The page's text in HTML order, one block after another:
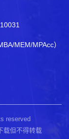
MEM/MPAcc）
reserved
载但不得转载